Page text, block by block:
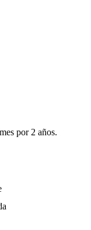
por 2 años.